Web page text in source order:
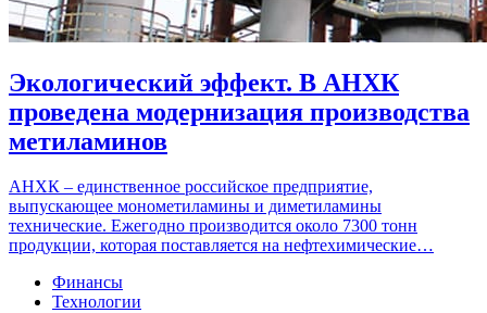
Экологический эффект. В АНХК
проведена модернизация производства
метиламинов
АНХК – единственное российское предприятие,
выпускающее монометиламины и диметиламины
технические. Ежегодно производится около 7300 тонн
продукции, которая поставляется на нефтехимические…
Финансы
Технологии